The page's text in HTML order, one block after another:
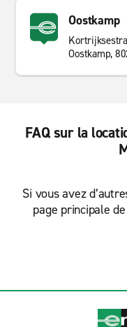
Oostkamp
Oostkamp,
FAQ sur la
Si vous avez
page principale